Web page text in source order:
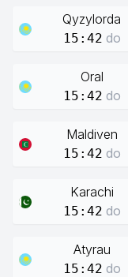
Qyzylorda
15:42 do
Oral
15:42 do
Maldiven
15:42 do
Karachi
15:42 do
Atyrau
15:42 do